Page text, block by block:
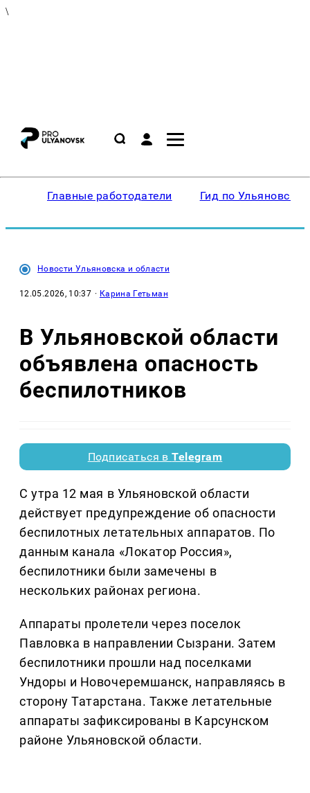
\
Главные работодатели Гид по Ульяновску
Новости Ульяновска и области
12.05.2026, 10:37 · Карина Гетьман
В Ульяновской области
объявлена опасность
беспилотников
Подписаться вTelegram
С утра 12 мая в Ульяновской области
действует предупреждение об опасности
беспилотных летательных аппаратов. По
данным канала «Локатор Россия»,
беспилотники были замечены в
нескольких районах региона.
Аппараты пролетели через поселок
Павловка в направлении Сызрани. Затем
беспилотники прошли над поселками
Ундоры и Новочеремшанск, направляясь в
сторону Татарстана. Также летательные
аппараты зафиксированы в Карсунском
районе Ульяновской области.